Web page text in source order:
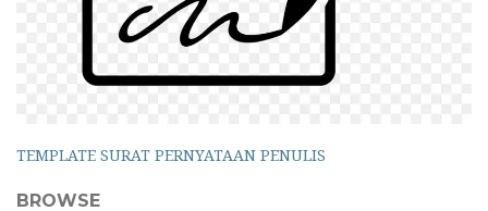
TEMPLATE SURAT PERNYATAAN PENULIS
BROWSE